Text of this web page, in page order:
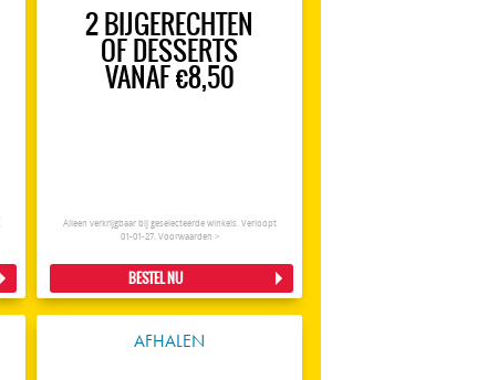
2 BIJGERECHTEN
OF DESSERTS
VANAF €8,50
Alleen verkrijgbaar bij geselecteerde winkels. Verloopt
01-01-27. Voorwaarden >
BESTEL NU
AFHALEN